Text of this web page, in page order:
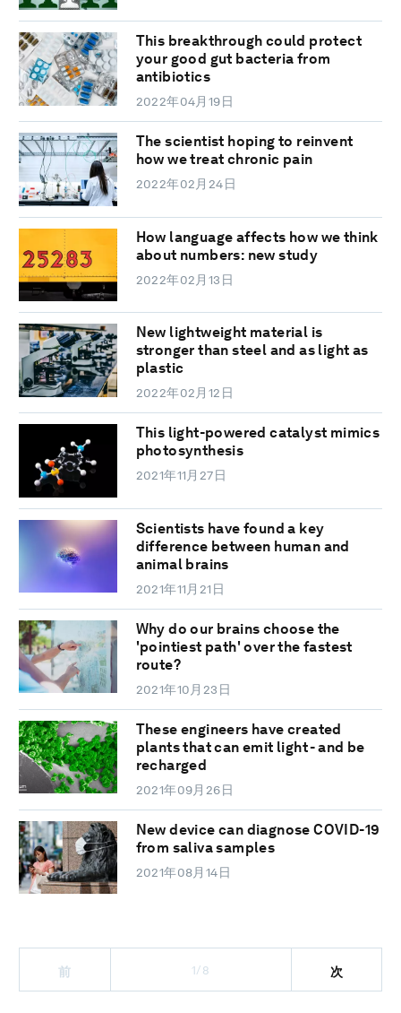
This breakthrough could protect
your good gut bacteria from
antibiotics
2022年04月19日
The scientist hoping to reinvent
how we treat chronic pain
2022年02月24日
How language affects how we think
about numbers: new study
2022年02月13日
New lightweight material is
stronger than steel and as light as
plastic
2022年02月12日
This light-powered catalyst mimics
photosynthesis
2021年11月27日
Scientists have found a key
difference between human and
animal brains
2021年11月21日
Why do our brains choose the
'pointiest path' over the fastest
route?
2021年10月23日
These engineers have created
plants that can emit light - and be
recharged
2021年09月26日
New device can diagnose COVID-19
from saliva samples
2021年08月14日
前 1/8 次